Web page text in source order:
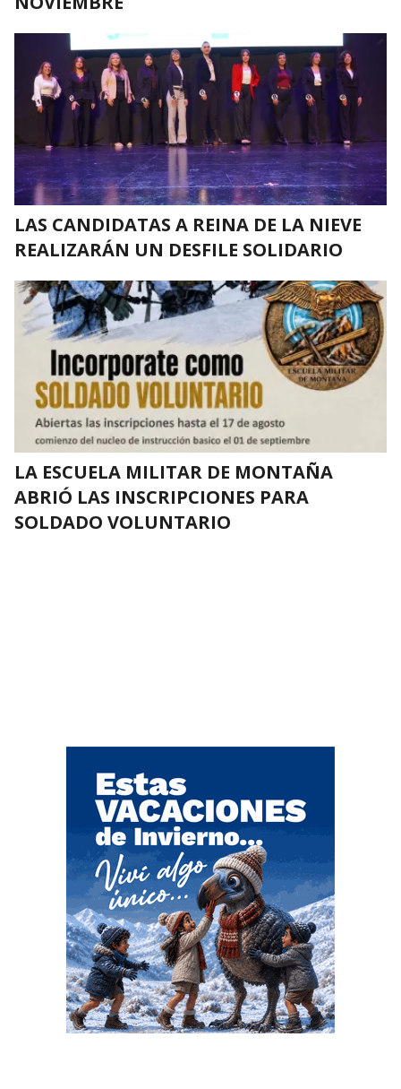
LAS CANDIDATAS A REINA DE LA NIEVE
REALIZARÁN UN DESFILE SOLIDARIO
LA ESCUELA MILITAR DE MONTAÑA
ABRIÓ LAS INSCRIPCIONES PARA
SOLDADO VOLUNTARIO